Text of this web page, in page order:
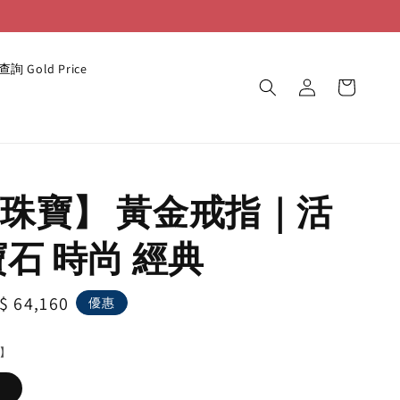
詢 Gold Price
珠寶】 黃金戒指｜活
時尚 經典
64,160 優惠